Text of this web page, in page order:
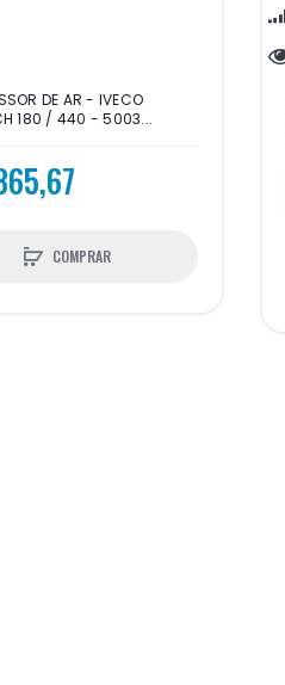
DE AR - IVECO
180 / 440 - 5003...
COMPRAR